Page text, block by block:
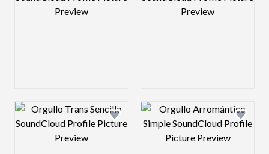
Design preview image Design preview